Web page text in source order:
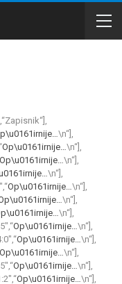
\n“],
Op\u0161irnije…\n“],
Op\u0161irnije…\n“],
\n“],
Op\u0161irnije…\n“],
\n“],
\n“],
Op\u0161irnije…\n“],
Op\u0161irnije…\n“],
Op\u0161irnije…\n“],
Op\u0161irnije…\n“],
Op\u0161irnije…\n“],